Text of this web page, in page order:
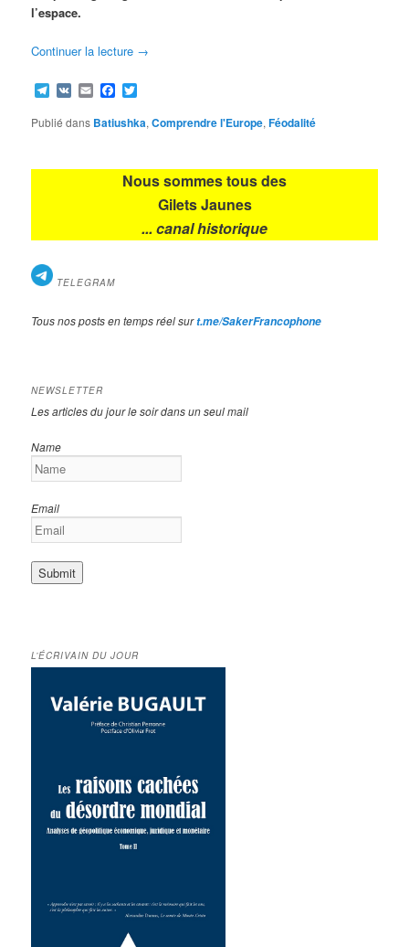
l’espace.
Continuer la lecture →
Telegram
VK EmailFacebook
Publié dans Batiushka,Comprendre l'Europe,Féodalité
Nous sommes tous des
Gilets Jaunes
... canal historique
TELEGRAM
Tous nos posts en temps réel surt.me/SakerFrancophone
NEWSLETTER
Les articles du jour le soir dans un seul mail
Name
Email
L’ÉCRIVAIN DU JOUR